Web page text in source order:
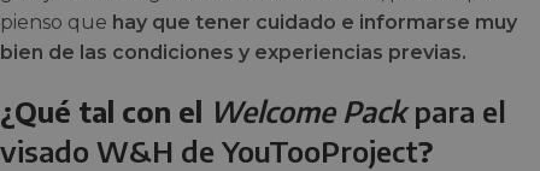
pienso que hay que tener cuidado e informarse muy
bien de las condiciones y experiencias previas.
¿Qué tal con el Welcome Packpara el
visado W&H de YouTooProject?